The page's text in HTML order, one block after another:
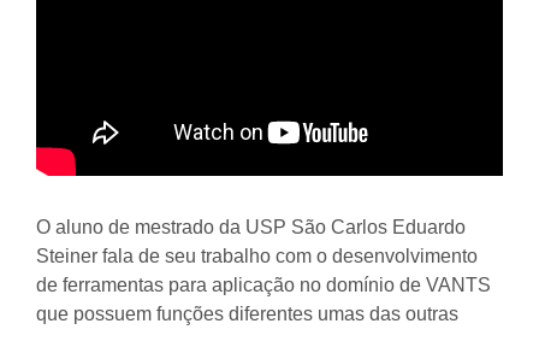
O aluno de mestrado da USP São Carlos Eduardo
Steiner fala de seu trabalho com o desenvolvimento
de ferramentas para aplicação no domínio de VANTS
que possuem funções diferentes umas das outras